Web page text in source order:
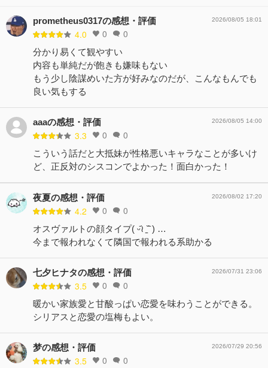
prometheus0317の感想・評価
4.0 0 0
2026/08/05 18:01
分かり易くて観やすい
内容も単純だが飽きも嫌味もない
もう少し陰謀めいた方が好みなのだが、こんなもんでも
良い気もする
aaaの感想・評価
3.3 0 0
2026/08/05 14:00
こういう話だと大抵妹が性格悪いキャラなことが多いけ
ど、正反対のシスコンでよかった！面白かった！
夜夏の感想・評価
4.2 0 0
2026/08/02 17:20
オスヴァルトの顔タイプ( ᵕ᷄≀ ̠˘᷅ ) …
今まで報われなくて隣国で報われる系助かる
七夕ヒナタの感想・評価
3.5 0 0
2026/07/31 23:06
暖かい家族愛と甘酸っぱい恋愛を味わうことができる。
シリアスと恋愛の塩梅もよい。
梦の感想・評価
3.5 0 0
2026/07/29 20:56